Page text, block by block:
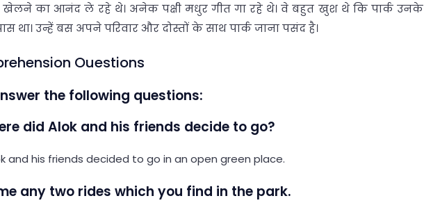
खेलने का आनंद ले रहे थे। अनेक पक्षी मधुर गीत गा रहे थे। वे बहुत खुश थे कि पार्क उनके
था। उन्हें बस अपने परिवार और दोस्तों के साथ पार्क जाना पसंद है।
Ouestions
the following questions:
did Alok and his friends decide to go?
and his friends decided to go in an open green place.
any two rides which you find in the park.